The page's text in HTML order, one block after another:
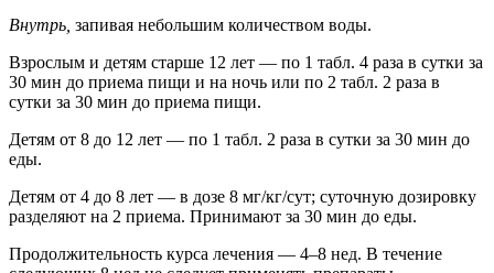
Внутрь, запивая небольшим количеством воды.
Взрослым и детям старше 12 лет — по 1 табл. 4 раза в сутки за
30 мин до приема пищи и на ночь или по 2 табл. 2 раза в
сутки за 30 мин до приема пищи.
Детям от 8 до 12 лет — по 1 табл. 2 раза в сутки за 30 мин до
еды.
Детям от 4 до 8 лет — в дозе 8 мг/кг/сут; суточную дозировку
разделяют на 2 приема. Принимают за 30 мин до еды.
Продолжительность курса лечения — 4–8 нед. В течение